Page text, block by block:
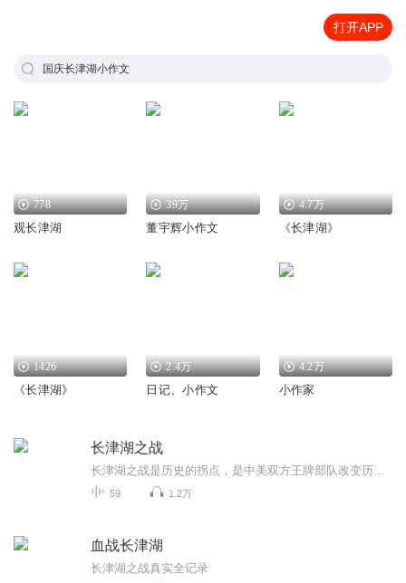
打开APP
国庆长津湖小作文
778
观长津湖
39万
董宇辉小作文
4.7万
《长津湖》
1426
《长津湖》
2.4万
日记、小作文
4.2万
小作家
长津湖之战
59 1.2万
血战长津湖
长津湖之战真实全记录